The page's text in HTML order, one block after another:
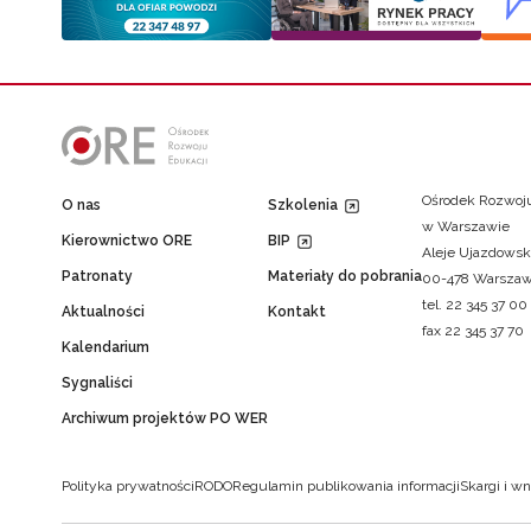
O nas
Kierownictwo ORE
Patronaty
Aktualności
Kalendarium
Sygnaliści
Archiwum projektów PO WER
Szkolenia
BIP
Materiały do pobrania
Kontakt
Ośrodek
w Warszawie
Aleje
00-478
tel. 22 345 37 00
fax 22 345 37 70
Polityka prywatnościRODORegulamin publikowania informacjiSkargi i